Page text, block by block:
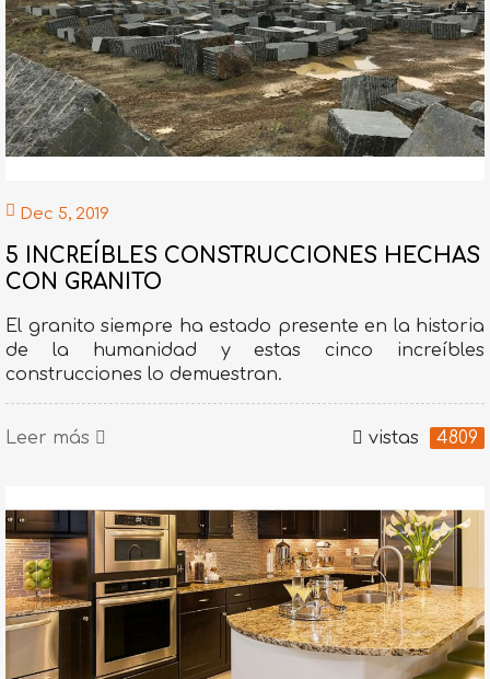
Dec 5, 2019
5 INCREÍBLES CONSTRUCCIONES HECHAS
CON GRANITO
El granito siempre ha estado presente en la historia
de la humanidad y estas cinco increíbles
construcciones lo demuestran.
Leer más vistas 4809